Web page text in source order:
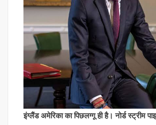
इंग्लैंड अमेरिका का पिछलग्गू ही है। नोर्ड स्ट्रीम